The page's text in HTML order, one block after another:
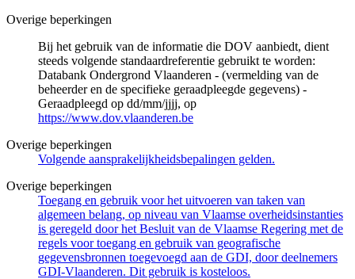
Overige beperkingen
Bij het gebruik van de informatie die DOV aanbiedt, dient
steeds volgende standaardreferentie gebruikt te worden:
Databank Ondergrond Vlaanderen - (vermelding van de
beheerder en de specifieke geraadpleegde gegevens) -
Geraadpleegd op dd/mm/jjjj, op
https://www.dov.vlaanderen.be
Overige beperkingen
Volgende aansprakelijkheidsbepalingen gelden.
Overige beperkingen
Toegang en gebruik voor het uitvoeren van taken van
algemeen belang, op niveau van Vlaamse overheidsinstanties
is geregeld door het Besluit van de Vlaamse Regering met de
regels voor toegang en gebruik van geografische
gegevensbronnen toegevoegd aan de GDI, door deelnemers
GDI-Vlaanderen. Dit gebruik is kosteloos.